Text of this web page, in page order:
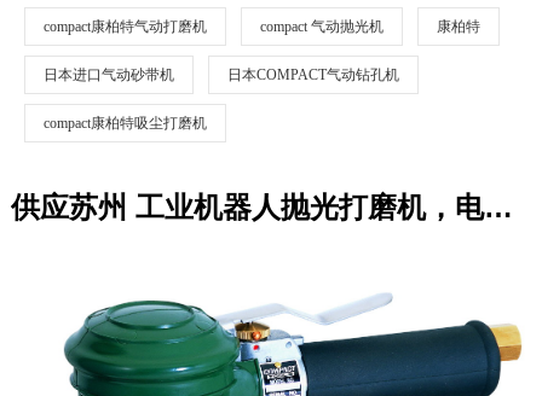
compact康柏特气动打磨机 compact 气动抛光机 康柏特
日本进口气动砂带机 日本COMPACT气动钻孔机
compact康柏特吸尘打磨机
供应苏州 工业机器人抛光打磨机，电子厂专用气动打磨机，重切削气动砂纸机